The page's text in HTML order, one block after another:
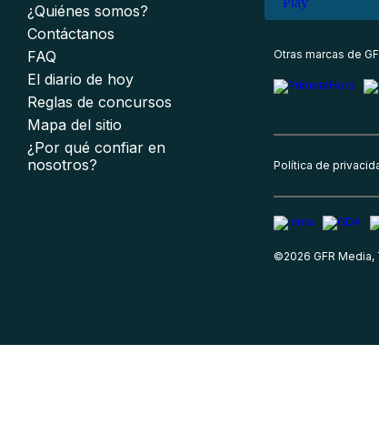
¿Quiénes somos?
Contáctanos
FAQ
El diario de hoy
Reglas de concursos
Mapa del sitio
¿Por qué confiar en
nosotros?
Otras marcas de
Política de
©2026 GFR